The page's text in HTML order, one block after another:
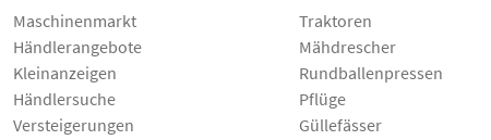
Maschinenmarkt
Händlerangebote
Kleinanzeigen
Händlersuche
Versteigerungen
Traktoren
Mähdrescher
Rundballenpressen
Pflüge
Güllefässer